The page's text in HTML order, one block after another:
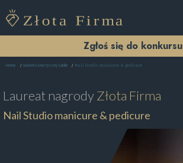
Zgłoś się do konkursu
Home Salon Kosmetyczny Lublin Nail Studio manicure & pedicure
Laureat nagrodyZłota Firma
Nail Studio manicure & pedicure